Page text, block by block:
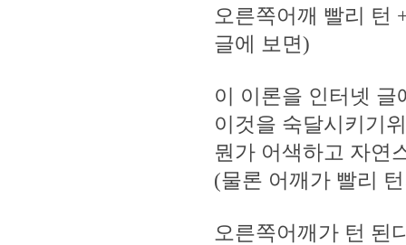
오른쪽어깨 빨리 턴
글에 보면)
이 이론을 인터넷 글
이것을 숙달시키기
뭔가 어색하고 자연
(물론 어깨가 빨리
오른쪽어깨가 턴 된